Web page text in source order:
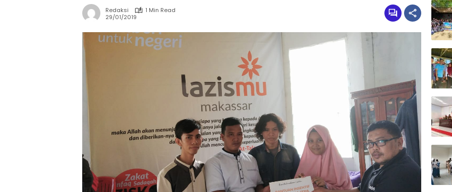
Redaksi
1 Min Read
29/01/2019